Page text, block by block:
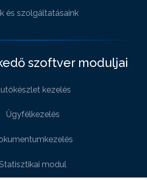
és szolgáltatásaink
szoftver moduljai
kezelés
Ügyfélkezelés
modul